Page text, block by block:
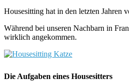
Housesitting hat in den letzten Jahren
Während bei unseren Nachbarn in
wirklich angekommen.
Die Aufgaben eines Housesitters